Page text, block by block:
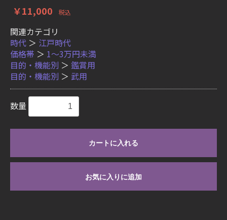
￥11,000 税込
関連カテゴリ
時代 ＞ 江戸時代
価格帯 ＞ 1〜3万円未満
目的・機能別 ＞ 鑑賞用
目的・機能別 ＞ 武用
数量
カートに入れる
お気に入りに追加